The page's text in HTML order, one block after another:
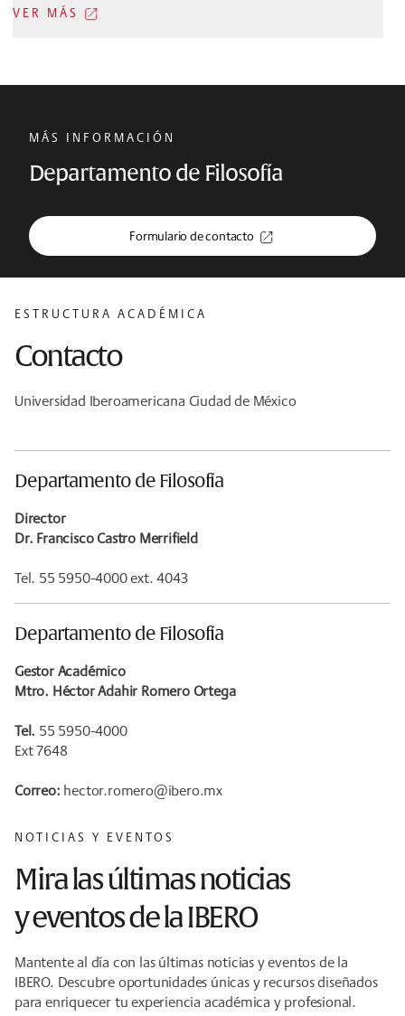
VER MÁS
MÁS INFORMACIÓN
Departamento de Filosofía
Formulario de contacto
ESTRUCTURA ACADÉMICA
Contacto
Universidad Iberoamericana Ciudad de México
Departamento de Filosofía
Director
Dr. Francisco Castro Merrifield
Tel. 55 5950-4000 ext. 4043
Departamento de Filosofía
Gestor Académico
Mtro. Héctor Adahir Romero Ortega
Tel. 55 5950-4000
Ext 7648
Correo: hector.romero@ibero.mx
NOTICIAS Y EVENTOS
Mira las últimas noticias
y eventos de la IBERO
Mantente al día con las últimas noticias y eventos de la
IBERO. Descubre oportunidades únicas y recursos diseñados
para enriquecer tu experiencia académica y profesional.